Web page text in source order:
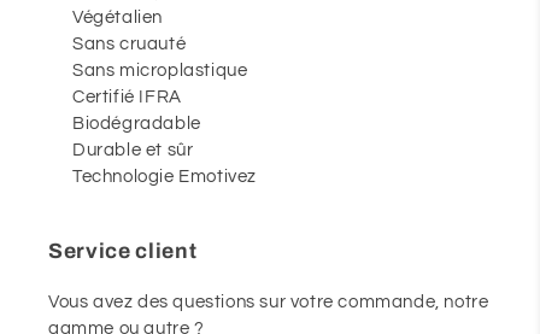
Végétalien
Sans cruauté
Sans microplastique
Certifié IFRA
Biodégradable
Durable et sûr
Technologie Emotivez
Service client
Vous avez des questions sur votre commande, notre
gamme ou autre ?